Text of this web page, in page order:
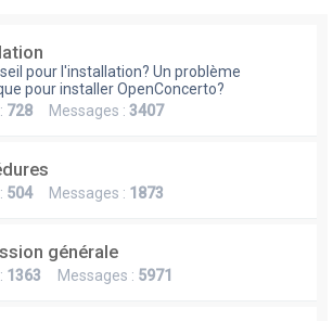
pour l'installation? Un problème
pour installer OpenConcerto?
728 Messages : 3407
504Messages : 1873
générale
1363 Messages : 5971